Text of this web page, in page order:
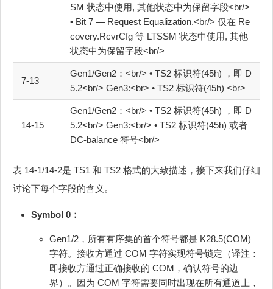
SM 状态中使用, 其他状态中为保留字段<br/>
• Bit 7 — Request Equalization.<br/> 仅在 Re
covery.RcvrCfg 等 LTSSM 状态中使用, 其他
状态中为保留字段<br/>
7-13
Gen1/Gen2：<br/> • TS2 标识符(45h) ，即 D
5.2<br/> Gen3:<br> • TS2 标识符(45h) <br>
14‐15
Gen1/Gen2：<br/> • TS2 标识符(45h) ，即 D
5.2<br/> Gen3:<br/> • TS2 标识符(45h) 或者
DC-balance 符号<br/>
表 14-1/14-2是 TS1 和 TS2 格式的大致描述，接下来我们仔细
讨论下每个字段的含义。
Symbol 0：
Gen1/2，所有有序集的首个符号都是 K28.5(COM)
字符。接收方通过 COM 字符实现符号锁定（译注：
即接收方通过正确接收的 COM，确认符号的边
界）。因为 COM 字符需要同时出现在所有通道上，